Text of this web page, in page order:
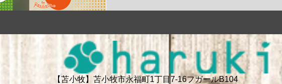
【苫小牧】苫小牧市永福町1丁目7-16フガールB104